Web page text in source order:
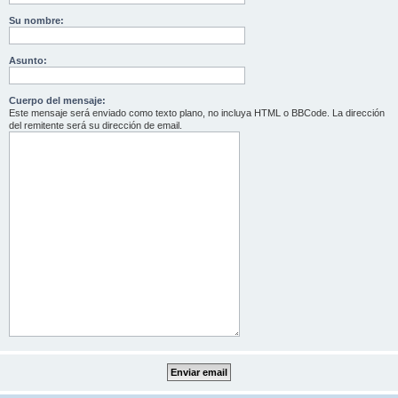
Su nombre:
Asunto:
Cuerpo del mensaje:
Este mensaje será enviado como texto plano, no incluya HTML o BBCode. La dirección
del remitente será su dirección de email.